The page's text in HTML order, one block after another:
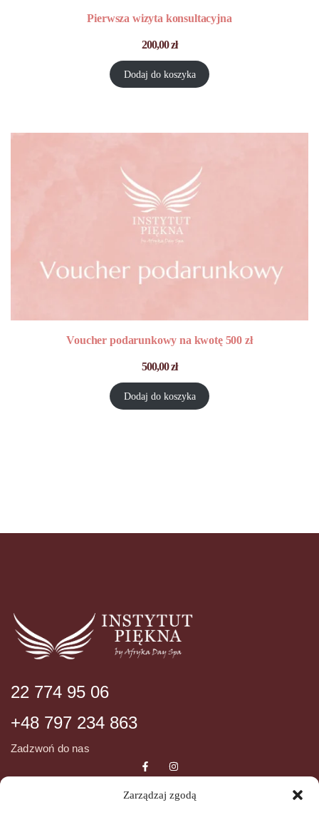
Zarządzaj zgodą
Pierwsza wizyta konsultacyjna
200,00zł
Dodaj do koszyka
Voucher podarunkowy na kwotę 500 zł
500,00zł
Dodaj do koszyka
22 774 95 06
+48 797 234 863
Zadzwoń do nas